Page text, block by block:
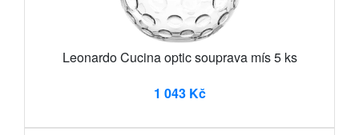
Leonardo Cucina optic souprava mís 5 ks
1 043 Kč